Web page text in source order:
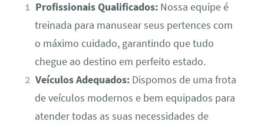
Profissionais Qualificados: Nossa equipe é
treinada para manusear seus pertences com
o máximo cuidado, garantindo que tudo
chegue ao destino em perfeito estado.
Veículos Adequados: Dispomos de uma frota
de veículos modernos e bem equipados para
atender todas as suas necessidades de